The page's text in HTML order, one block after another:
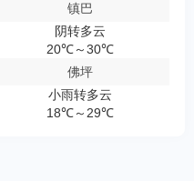
镇巴
阴转多云
20℃～30℃
佛坪
小雨转多云
18℃～29℃